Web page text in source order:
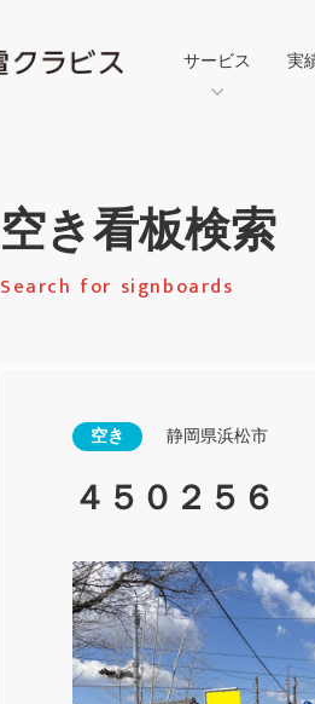
サービス 実
空き看板検索
Search for signboards
空き 静岡県浜松市
４５０２５６